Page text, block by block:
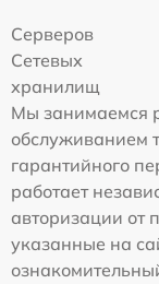
Серверов
Сетевых
хранилищ
Мы занимаемся
обслуживанием
гарантийного
работает
авторизации от
указанные на